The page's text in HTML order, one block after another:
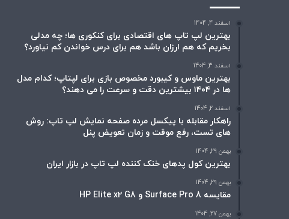
اسفند 4, 1404
بهترین لپ تاپ های اقتصادی برای کنکوری ها؛ چه مدلی
بخریم که هم ارزان باشد هم برای درس خواندن کم نیاورد؟
اسفند 3, 1404
بهترین ماوس و کیبورد مخصوص بازی برای لپتاپ؛ کدام مدل
ها در ۱۴۰۴ بیشترین دقت و سرعت را می دهند؟
اسفند 2, 1404
راهکار مقابله با پیکسل مرده صفحه نمایش لپ تاپ: روش
های تست، رفع موقت و زمان تعویض پنل
بهمن 29, 1404
بهترین کول پدهای خنک کننده لپ تاپ در بازار ایران
بهمن 29, 1404
مقایسه Surface Pro 8 و HP Elite x2 G8
بهمن 27, 1404